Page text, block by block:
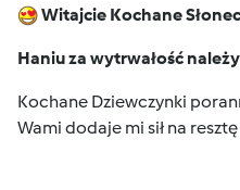
Witajcie Kochane
Haniu za wytrwałość
Kochane Dziewczynki
Wami dodaje mi sił na